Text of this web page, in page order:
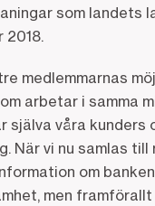
som landets
2018.
medlemmarnas
arbetar i samma
själva våra kunders
När vi nu samlas
om
men